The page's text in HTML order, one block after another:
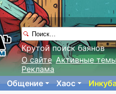
Крутой поиск баянов
О сайте Активные
Реклама
Общение Хаос